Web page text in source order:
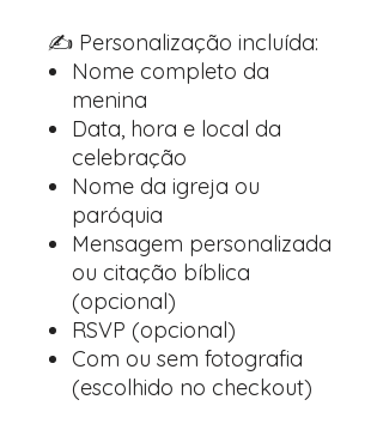
✍️ Personalização incluída:
Nome completo da
menina
Data, hora e local da
celebração
Nome da igreja ou
paróquia
Mensagem personalizada
ou citação bíblica
(opcional)
RSVP (opcional)
Com ou sem fotografia
(escolhido no checkout)